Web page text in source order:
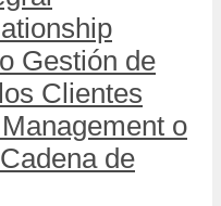
Gestión de
Clientes
o
de